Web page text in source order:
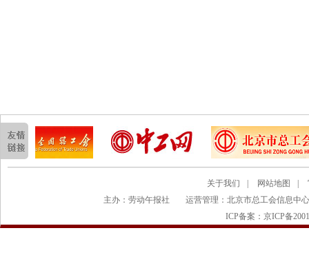
关于我们 网站地图
主办：劳动午报社
运营管理：北京市总工会信息中心
ICP备案：京ICP备